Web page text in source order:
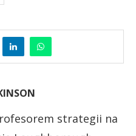
strategii na